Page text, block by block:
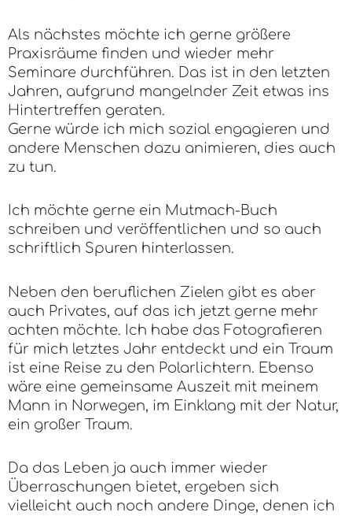
Als nächstes möchte ich gerne größere
Praxisräume finden und wieder mehr
Seminare durchführen. Das ist in den letzten
Jahren, aufgrund mangelnder Zeit etwas ins
Hintertreffen geraten.
Gerne würde ich mich sozial engagieren und
andere Menschen dazu animieren, dies auch
zu tun.
Ich möchte gerne ein Mutmach-Buch
schreiben und veröffentlichen und so auch
schriftlich Spuren hinterlassen.
Neben den beruflichen Zielen gibt es aber
auch Privates, auf das ich jetzt gerne mehr
achten möchte. Ich habe das Fotografieren
für mich letztes Jahr entdeckt und ein Traum
ist eine Reise zu den Polarlichtern. Ebenso
wäre eine gemeinsame Auszeit mit meinem
Mann in Norwegen, im Einklang mit der Natur,
ein großer Traum.
Da das Leben ja auch immer wieder
Überraschungen bietet, ergeben sich
vielleicht auch noch andere Dinge, denen ich